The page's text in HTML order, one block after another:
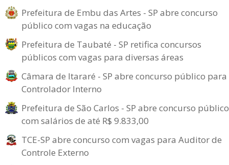
Prefeitura de Embu das Artes - SP abre concurso
público com vagas na educação
Prefeitura de Taubaté - SP retifica concursos
públicos com vagas para diversas áreas
Câmara de Itararé - SP abre concurso público para
Controlador Interno
Prefeitura de São Carlos - SP abre concurso público
com salários de até R$ 9.833,00
TCE-SP abre concurso com vagas para Auditor de
Controle Externo